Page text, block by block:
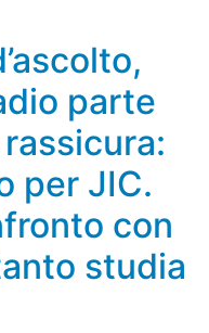
parte
per JIC.
con
studia